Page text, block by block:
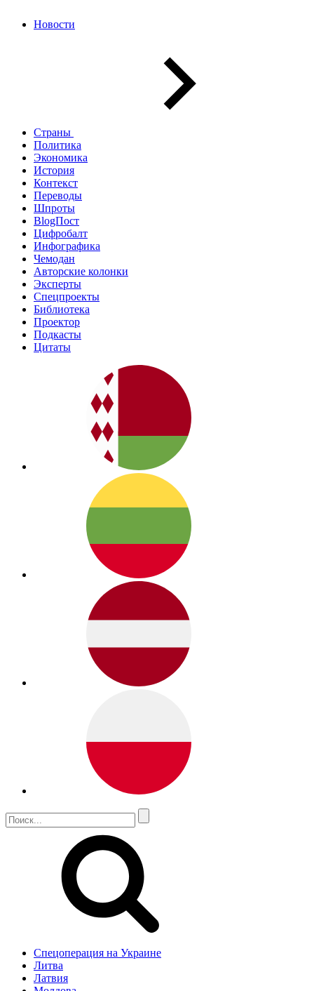
Новости
Страны
Политика
Экономика
История
Контекст
Переводы
Шпроты
BlogПост
Цифробалт
Инфографика
Чемодан
Авторские колонки
Эксперты
Спецпроекты
Библиотека
Проектор
Подкасты
Цитаты
Спецоперация на Украине
Литва
Латвия